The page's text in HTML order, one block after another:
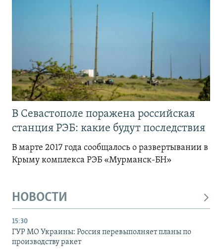
В Севастополе поражена российская
станция РЭБ: какие будут последствия
В марте 2017 года сообщалось о развертывании в
Крыму комплекса РЭБ «Мурманск-БН»
НОВОСТИ
15:30
ГУР МО Украины: Россия перевыполняет планы по
производству ракет